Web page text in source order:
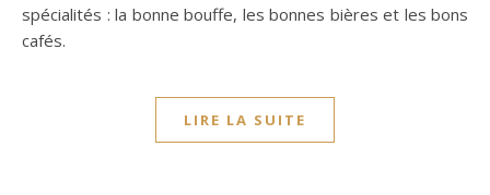
spécialités : la bonne bouffe, les bonnes bières et les bons
cafés.
LIRE LA SUITE